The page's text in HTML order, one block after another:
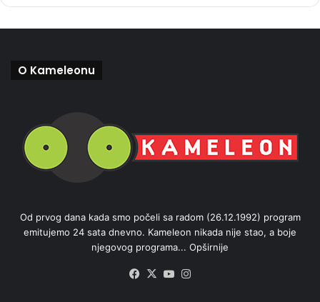
O Kameleonu
Od prvog dana kada smo počeli sa radom (26.12.1992) program
emitujemo 24 sata dnevno. Kameleon nikada nije stao, a boje
njegovog programa... Opširnije
Facebook
X YouTube